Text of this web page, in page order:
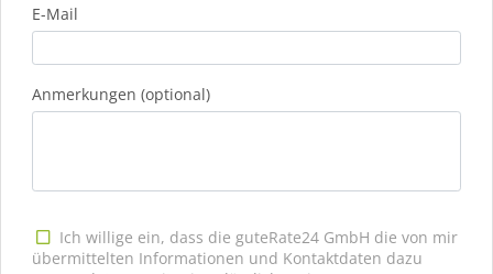
E-Mail
Anmerkungen (optional)
Ich willige ein, dass die guteRate24 GmbH die von mir
übermittelten Informationen und Kontaktdaten dazu